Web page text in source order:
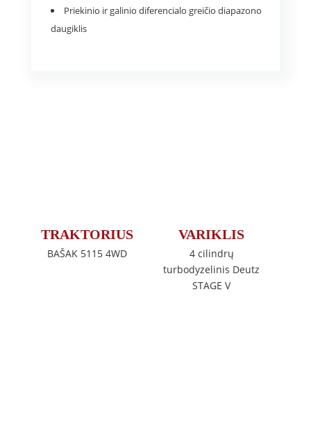
Priekinio ir galinio diferencialo greičio diapazono
daugiklis
TRAKTORIUS
BAŠAK 5115 4WD
VARIKLIS
4 cilindrų
turbodyzelinis Deutz
STAGE V